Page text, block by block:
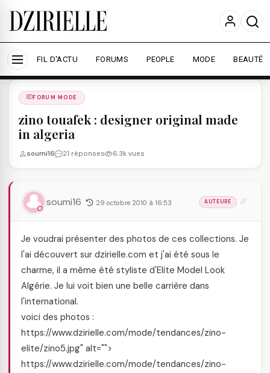
Nous utilisons des cookies pour améliorer votre
expérience et mesurer l'audience.
En savoir plus
Accepter tout Personnaliser
FIL D'ACTU FORUMS PEOPLE MODE BEAUTÉ
Forums
FORUM MODE
zino touafek : designer original made
in algeria
soumi16 21 réponses 6.3k vues
soumi16 29 octobre 2010 à 16:53 AUTEURE
Je voudrai présenter des photos de ces collections. Je
l'ai découvert sur dzirielle.com et j'ai été sous le
charme, il a même été styliste d'Elite Model Look
Algérie. Je lui voit bien une belle carrière dans
l'international.
voici des photos :
https://www.dzirielle.com/mode/tendances/zino-
elite/zino5.jpg" alt="">
https://www.dzirielle.com/mode/tendances/zino-